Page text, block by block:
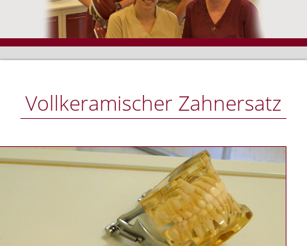
Vollkeramischer Zahnersatz